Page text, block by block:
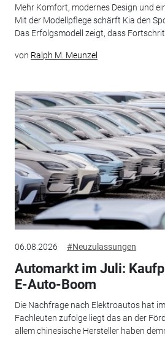
Mehr Komfort, modernes Design und
Mit der Modellpflege schärft Kia den
Das Erfolgsmodell zeigt, dass
von Ralph M. Meunzel
06.08.2026 #Neuzulassungen
Automarkt im Juli:
E-Auto-Boom
Die Nachfrage nach Elektroautos hat
Fachleuten zufolge liegt das an der
allem chinesische Hersteller haben